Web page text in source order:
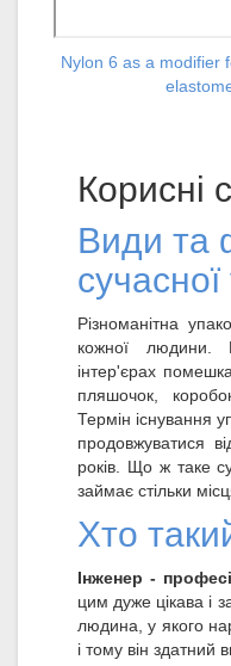
Nylon 6 as a modifier
Корисні
Види та
Різноманітна
кожної людини.
інтер'єрах
пляшочок,
Термін існування
продовжуватися
років. Що ж таке
займає стільки
Хто
Інженер -
цим дуже цікава і
людина, у якого
і тому він здатний